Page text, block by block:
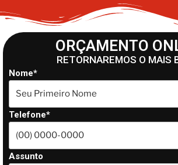
ORÇAMENTO
RETORNAREMOS O MAIS
Nome*
Telefone*
Assunto